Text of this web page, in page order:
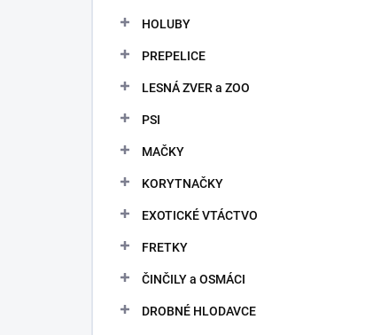
HOLUBY
PREPELICE
LESNÁ ZVER a ZOO
PSI
MAČKY
KORYTNAČKY
EXOTICKÉ VTÁCTVO
FRETKY
ČINČILY a OSMÁCI
DROBNÉ HLODAVCE